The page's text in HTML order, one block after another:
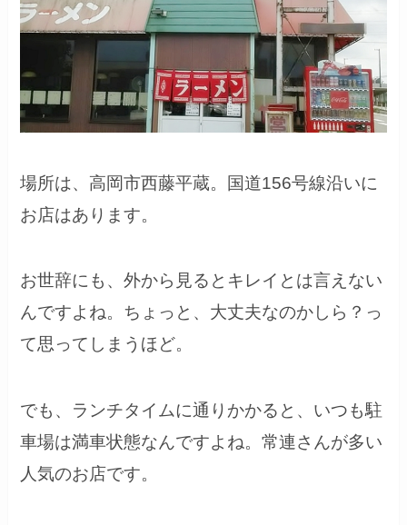
場所は、高岡市西藤平蔵。国道156号線沿いに
お店はあります。
お世辞にも、外から見るとキレイとは言えない
んですよね。ちょっと、大丈夫なのかしら？っ
て思ってしまうほど。
でも、ランチタイムに通りかかると、いつも駐
車場は満車状態なんですよね。常連さんが多い
人気のお店です。